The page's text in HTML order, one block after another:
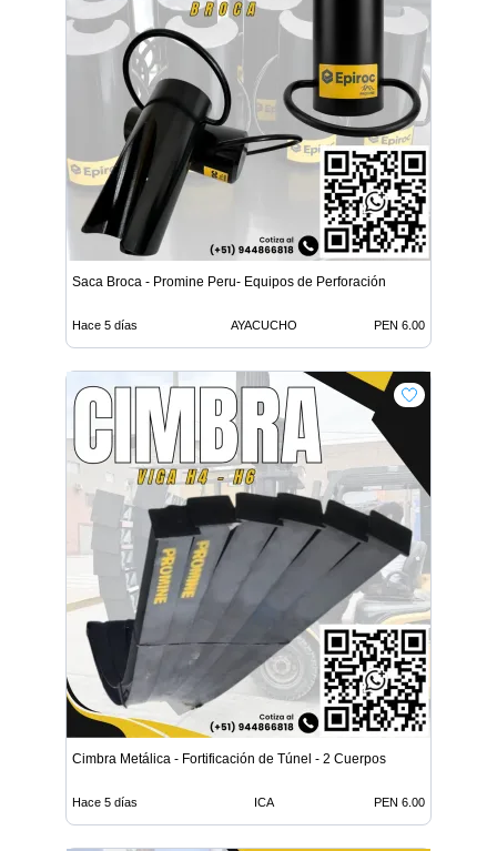
Saca Broca - Promine Peru- Equipos de Perforación
Hace 5 días AYACUCHO PEN 6.00
Cimbra Metálica - Fortificación de Túnel - 2 Cuerpos
Hace 5 días ICA PEN 6.00